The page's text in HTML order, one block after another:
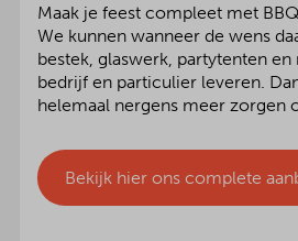
Maak je feest compleet met
We kunnen wanneer de wens
bestek, glaswerk, partytenten
bedrijf en particulier leveren.
helemaal nergens meer zorgen
Bekijk hier ons complete